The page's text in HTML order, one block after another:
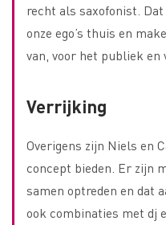
recht als saxofonist.
onze ego’s thuis en
van, voor het publiek en
Verrijking
Overigens zijn Niels en
concept bieden. Er zijn
samen optreden en dat
ook combinaties met dj